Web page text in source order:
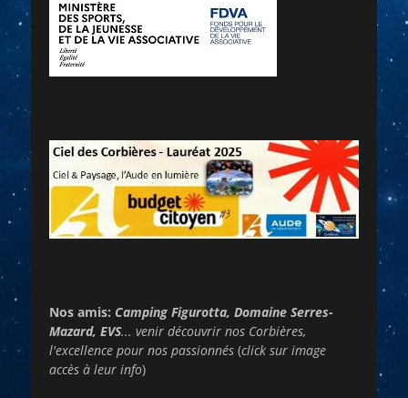
Nos amis: Camping Figurotta, Domaine Serres-
Mazard, EVS... venir découvrir nos Corbières,
l'excellence pour nos passionnés (click sur image
accès à leur info)